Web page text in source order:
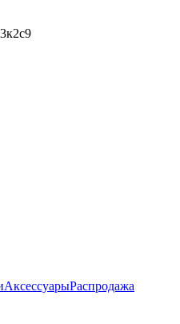
АксессуарыРаспродажа